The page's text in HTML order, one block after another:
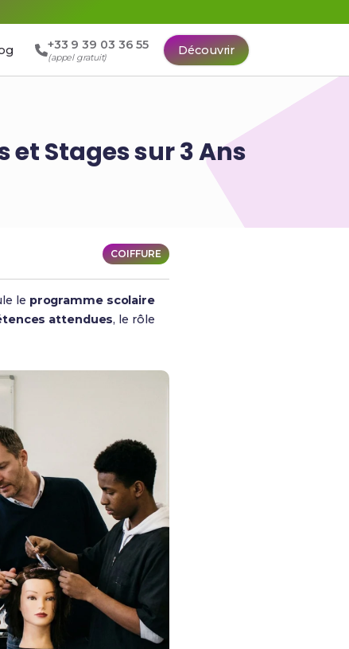
+33 9 39 03 36 55
(appel gratuit)
Découvrir
et Stages sur 3 Ans
COIFFURE
le programme scolaire
attendues, le rôle